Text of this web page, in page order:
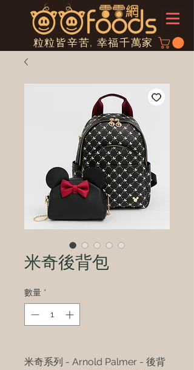
粒粒皆辛苦, 幸福千萬家
米奇後背包
數量 *
米奇系列 - Arnold Palmer - 後背